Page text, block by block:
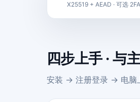
X25519 + AEAD · 可选
四步上手 · 与
安装 → 注册登录 → 电脑